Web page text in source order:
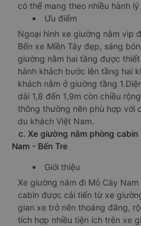
có thể mang theo nhiều hành
Ưu điểm
Ngoại hình xe giường nằm vip
Bến xe Miền Tây đẹp, sáng
giường nằm hai tầng được
hành khách bước lên tầng hai
khách nằm ở giường tầng
dài 1,8 đến 1,9m còn chiều
thông thường nên phù hợp với
du khách Việt Nam.
c. Xe giường nằm phòng cabin
Nam - Bến Tre
Giới thiệu
Xe giường nằm đi Mỏ Cày
cabin được cải tiến từ xe
gian xe trở nên thoáng đãng,
tích hợp nhiều tiện ích trên xe